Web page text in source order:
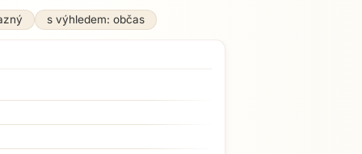
s výhledem: občas